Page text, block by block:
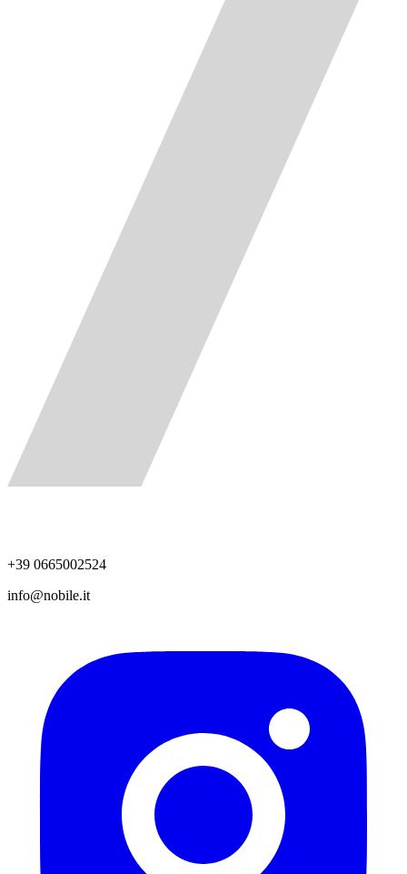
+39 0665002524
info@nobile.it